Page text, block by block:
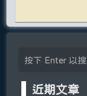
近期文章